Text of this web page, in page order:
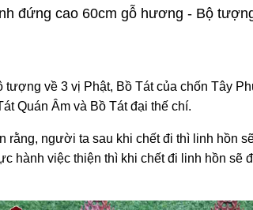
đứng cao 60cm gỗ hương - Bộ
tượng về 3 vị Phật, Bồ Tát của chốn Tây
Quán Âm và Bồ Tát đại thế chí.
rằng, người ta sau khi chết đi thì linh hồn
hành việc thiện thì khi chết đi linh hồn